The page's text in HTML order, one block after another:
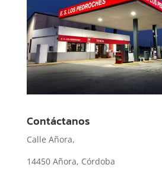
Contáctanos
Calle Añora,
14450 Añora, Córdoba